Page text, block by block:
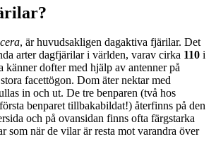
, är huvudsakligen dagaktiva fjärilar. Det
arter dagfjärilar i världen, varav cirka 110 i
känner dofter med hjälp av antenner på
facettögon. Dom äter nektar med
in och ut. De tre benparen (två hos
benparet tillbakabildat!) återfinns på den
och på ovansidan finns ofta färgstarka
som när de vilar är resta mot varandra över